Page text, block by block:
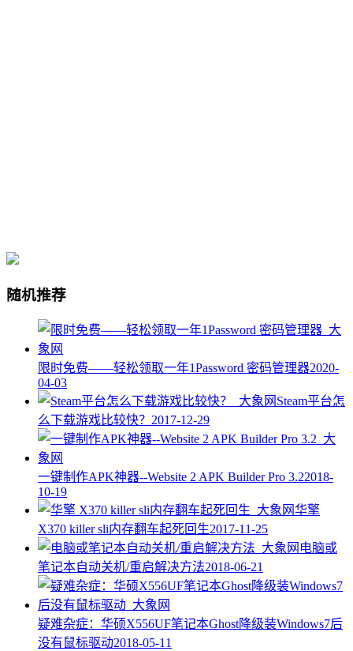
随机推荐
限时免费——轻松领取一年1Password 密码管理器2020-
04-03
Steam平台怎
么下载游戏比较快？ 2017-12-29
一键制作APK神器--Website 2 APK Builder Pro 3.22018-
10-19
华擎
X370 killer sli内存翻车起死回生2017-11-25
电脑或
笔记本自动关机/重启解决方法2018-06-21
疑难杂症：华硕X556UF笔记本Ghost降级装Windows7后
没有鼠标驱动2018-05-11